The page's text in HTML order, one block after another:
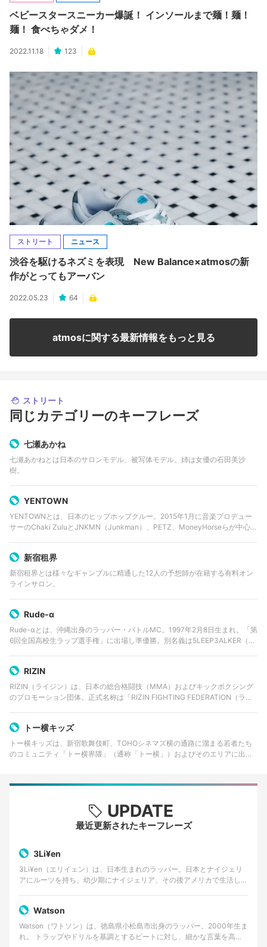
ベビースタースニーカー爆誕！ インソールまで麺！麺！
麺！ 食べちゃダメ！
2022.11.18 123
ストリート ニュース
渋谷を駆けるネズミを表現 New Balance×atmosの新
作がとってもアーバン
2022.05.23 64
atmosに関する最新情報をもっと見る
ストリート
同じカテゴリーのキーフレーズ
七瀬あかね
七瀬あかねとは日本のサロンモデル、被写体モデル。姉は女優の石田美沙
樹。
YENTOWN
YENTOWNとは、日本のヒップホップクルー。2015年1月に音楽プロデュー
サーのChaki ZuluとJNKMN（Junkman）、PETZ、MoneyHorseらが中心と
新宿租界
新宿租界とは様々なギャンブルに精通した12人の予想師が在籍する有料オン
ラインサロン。
Rude-α
Rude-αとは、沖縄出身のラッパー・バトルMC。1997年2月8日生まれ。「第
6回全国高校生ラップ選手権」に出場し準優勝。別名義は5LEEP3ALKER（ス
RIZIN
RIZIN（ライジン）は、日本の総合格闘技（MMA）およびキックボクシング
のプロモーション団体。正式名称は「RIZIN FIGHTING FEDERATION（ライ
トー横キッズ
トー横キッズは、新宿歌舞伎町、TOHOシネマズ横の通路に溜まる若者たち
のコミュニティ「トー横界隈」（通称「トー横」）およびそのエリアに出入
UPDATE
最近更新されたキーフレーズ
3Li¥en
3Li¥en（エリイェン）は、日本生まれのラッパー。日本とナイジェリ
アにルーツを持ち、幼少期にナイジェリア、その後アメリカで生活した
Watson
Watson（ワトソン）は、徳島県小松島市出身のラッパー。2000年生ま
れ。 トラップやドリルを基調とするビートに対し、細かな言葉を高速